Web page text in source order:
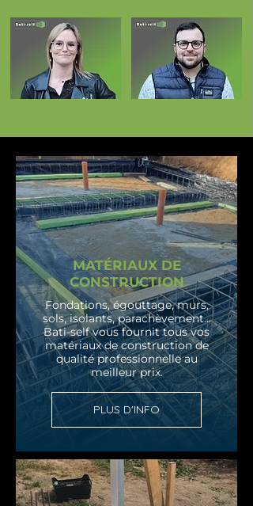
MATÉRIAUX DE
CONSTRUCTION
Fondations, égouttage, murs,
sols, isolants, parachèvement...
Bati-self vous fournit tous vos
matériaux de construction de
qualité professionnelle au
meilleur prix.
PLUS D'INFO